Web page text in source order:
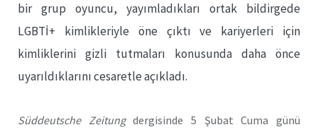
bir grup oyuncu, yayımladıkları ortak bildirgede
LGBTİ+ kimlikleriyle öne çıktı ve kariyerleri için
kimliklerini gizli tutmaları konusunda daha önce
uyarıldıklarını cesaretle açıkladı.
Süddeutsche Zeitungdergisinde 5 Şubat Cuma günü